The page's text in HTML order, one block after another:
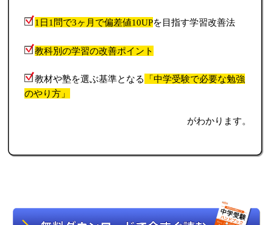
1日1問で3ヶ月で偏差値10UPを目指す学習改善法
教科別の学習の改善ポイント
教材や塾を選ぶ基準となる
「中学受験で必要な勉強
のやり方」
がわかります。